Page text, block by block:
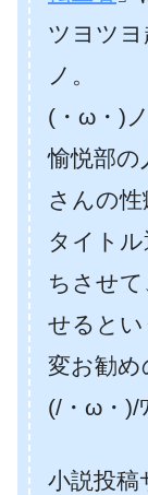
ツヨツヨ
ノ。
(・ω・)ノ
愉悦部の
さんの性
タイト
ちさせ
せると
変お勧め
(/・ω・)/
小説投稿